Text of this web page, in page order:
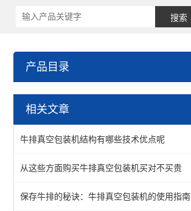
产品目录
肉类真空包装机
相关文章
牛排真空包装机结构有哪些技术优点呢
从这些方面购买牛排真空包装机买对不买贵
保存牛排的秘诀：牛排真空包装机的使用指南